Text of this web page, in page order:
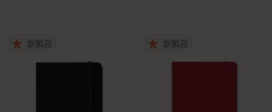
新製品 新製品